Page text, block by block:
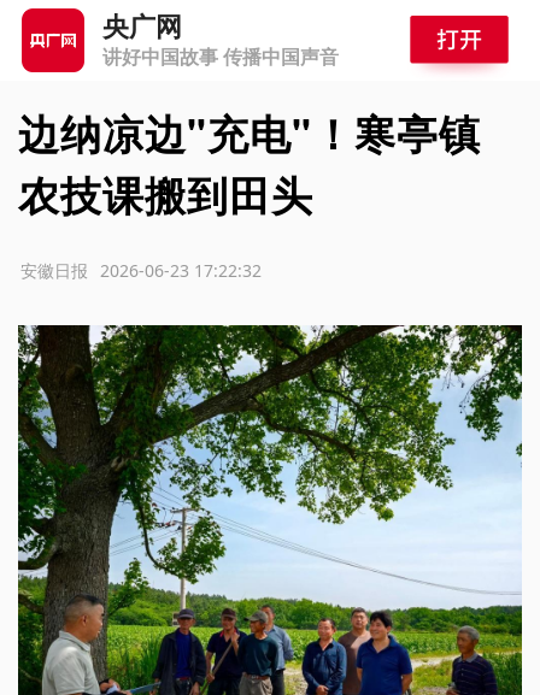
央广网
讲好中国故事 传播中国声音
边纳凉边"充电"！寒亭镇
农技课搬到田头
2026-06-23 17:22:32
安徽日报